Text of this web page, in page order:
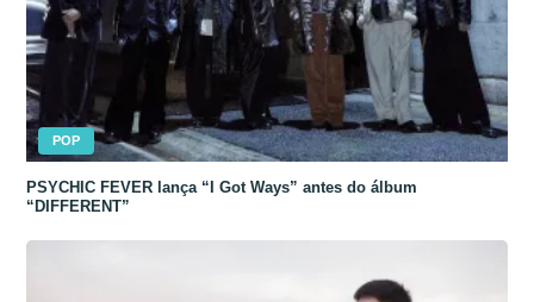
POP
PSYCHIC FEVER lança “I Got Ways” antes do álbum
“DIFFERENT”